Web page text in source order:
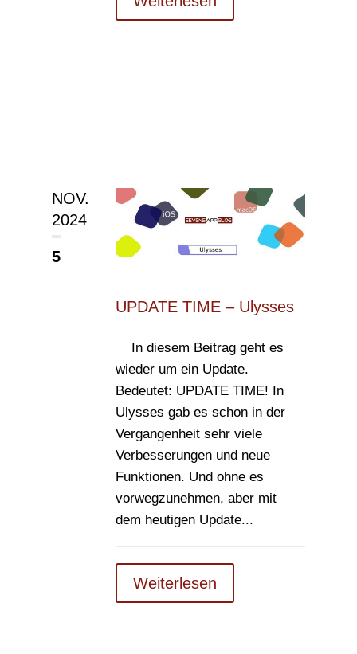
NOV.
2024
5
UPDATE TIME – Ulysses
In diesem Beitrag geht es
wieder um ein Update.
Bedeutet: UPDATE TIME! In
Ulysses gab es schon in der
Vergangenheit sehr viele
Verbesserungen und neue
Funktionen. Und ohne es
vorwegzunehmen, aber mit
dem heutigen Update...
Weiterlesen